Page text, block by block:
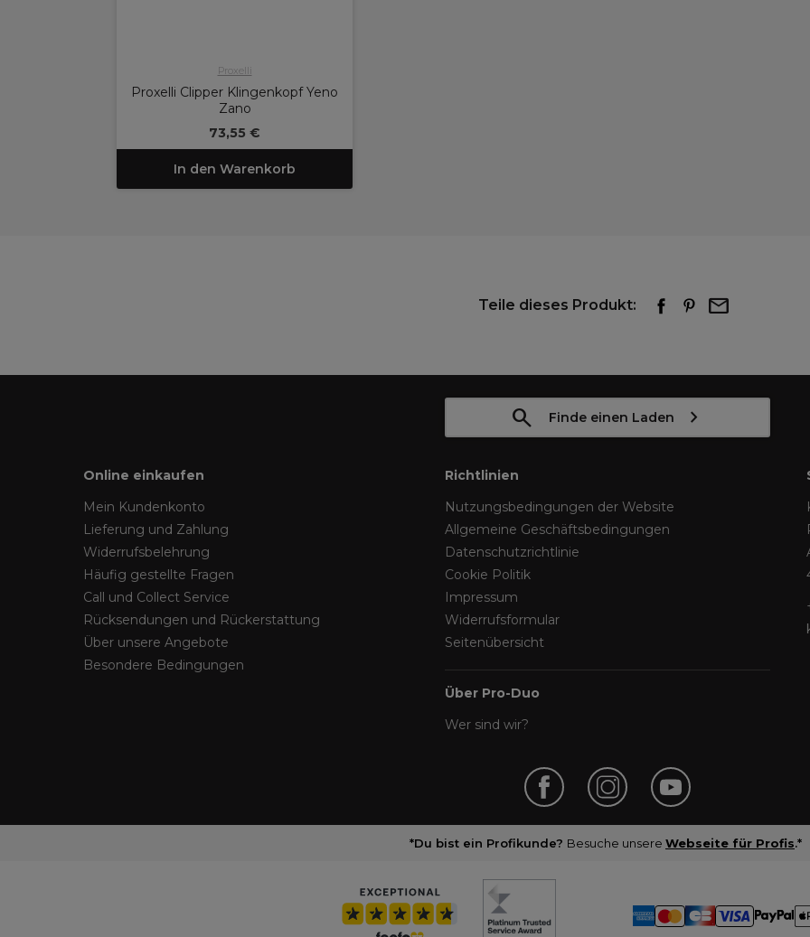
Proxelli
Proxelli Clipper Klingenkopf Yeno
Zano
73,55 €
In den Warenkorb
Teile dieses Produkt:
Finde einen Laden
Online einkaufen
Mein Kundenkonto
Lieferung und Zahlung
Widerrufsbelehrung
Häufig gestellte Fragen
Call und Collect Service
Rücksendungen und Rückerstattung
Über unsere Angebote
Besondere Bedingungen
Richtlinien
Nutzungsbedingungen der Website
Allgemeine Geschäftsbedingungen
Datenschutzrichtlinie
Cookie Politik
Impressum
Widerrufsformular
Seitenübersicht
Über Pro-Duo
Wer sind wir?
*Du bist ein Profikunde? Besuche unsere Webseite für Profis.*